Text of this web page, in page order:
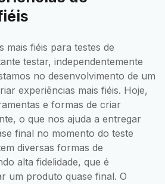
mais fiéis para testes de
testar, independentemente
no desenvolvimento de um
experiências mais fiéis. Hoje,
e formas de criar
o que nos ajuda a entregar
final no momento do teste
diversas formas de
alta fidelidade, que é
um produto quase final. O